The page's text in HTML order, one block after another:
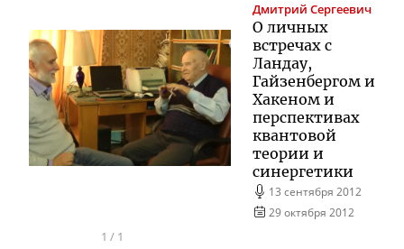
Дмитрий Сергеевич
О личных
встречах с
Ландау,
Гайзенбергом и
Хакеном и
перспективах
квантовой
теории и
синергетики
13 сентября 2012
29 октября 2012
1 / 1